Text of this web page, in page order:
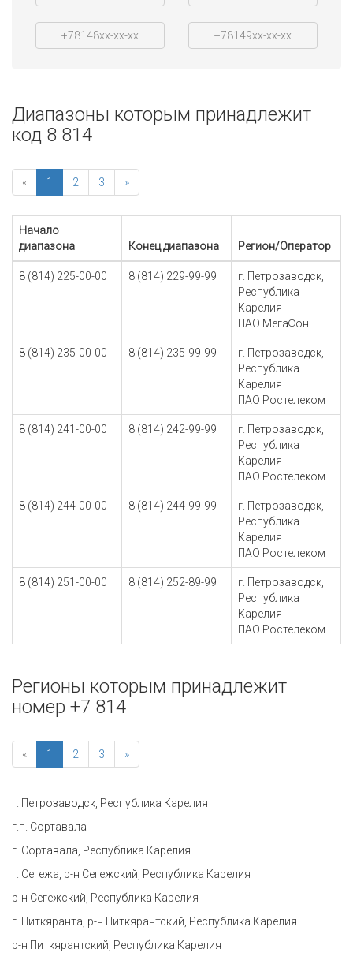
+78148xx-xx-xx +78149xx-xx-xx
Диапазоны которым принадлежит
код 8 814
« 1 2 3 »
Начало
диапазона
Конец диапазона Регион/Оператор
8 (814) 225-00-00 8 (814) 229-99-99
г. Петрозаводск,
Республика
Карелия
ПАО МегаФон
8 (814) 235-00-00 8 (814) 235-99-99
г. Петрозаводск,
Республика
Карелия
ПАО Ростелеком
8 (814) 241-00-00 8 (814) 242-99-99
г. Петрозаводск,
Республика
Карелия
ПАО Ростелеком
8 (814) 244-00-00 8 (814) 244-99-99
г. Петрозаводск,
Республика
Карелия
ПАО Ростелеком
8 (814) 251-00-00 8 (814) 252-89-99
г. Петрозаводск,
Республика
Карелия
ПАО Ростелеком
Регионы которым принадлежит
номер +7 814
« 1 2 3 »
г. Петрозаводск, Республика Карелия
г.п. Сортавала
г. Сортавала, Республика Карелия
г. Сегежа, р-н Сегежский, Республика Карелия
р-н Сегежский, Республика Карелия
г. Питкяранта, р-н Питкярантский, Республика Карелия
р-н Питкярантский, Республика Карелия